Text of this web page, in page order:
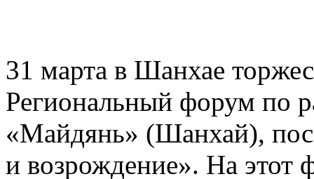
31 марта в Шанхае
Региональный форум по
«Майдянь» (Шанхай),
и возрождение». На этот